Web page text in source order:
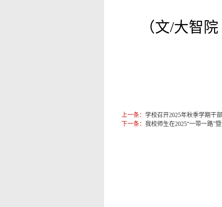
（文/大智
上一条： 学校召开2025年秋季学期干
下一条： 我校师生在2025“一带一路”